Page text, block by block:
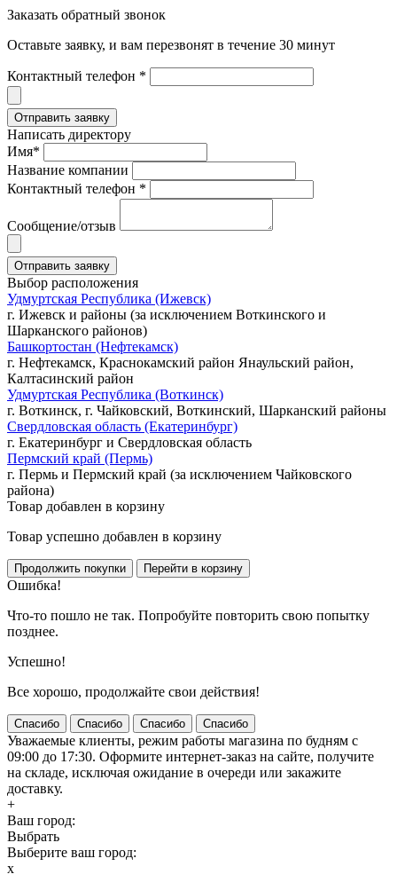
Заказать обратный звонок
Оставьте заявку, и вам перезвонят в течение 30 минут
Контактный телефон *
Написать директору
Имя*
Название компании
Контактный телефон *
Сообщение/отзыв
Выбор расположения
Удмуртская Республика (Ижевск)
г. Ижевск и районы (за исключением Воткинского и
Шарканского районов)
Башкортостан (Нефтекамск)
г. Нефтекамск, Краснокамский район Янаульский район,
Калтасинский район
Удмуртская Республика (Воткинск)
г. Воткинск, г. Чайковский, Воткинский, Шарканский районы
Свердловская область (Екатеринбург)
г. Екатеринбург и Свердловская область
Пермский край (Пермь)
г. Пермь и Пермский край (за исключением Чайковского
района)
Товар добавлен в корзину
Товар успешно добавлен в корзину
Ошибка!
Что-то пошло не так. Попробуйте повторить свою попытку
позднее.
Успешно!
Все хорошо, продолжайте свои действия!
Спасибо Спасибо Спасибо Спасибо
Уважаемые клиенты, режим работы магазина по будням с
09:00 до 17:30. Оформите интернет-заказ на сайте, получите
на складе, исключая ожидание в очереди или закажите
доставку.
+
Ваш город:
Выбрать
Выберите ваш город:
x